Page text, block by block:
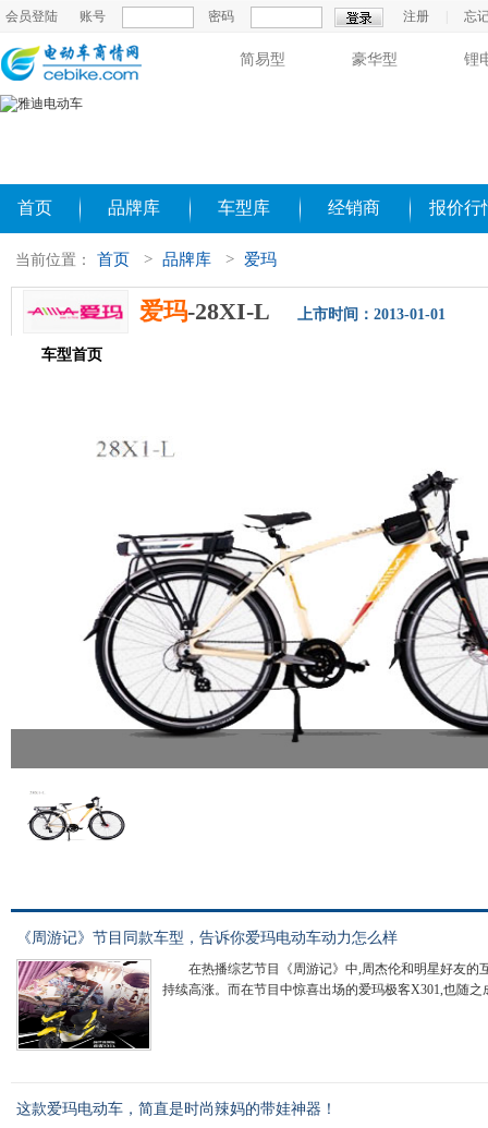
会员登陆 账号 密码 注册 忘
简易型 豪华型 锂
首页 品牌库 车型库 经销商 报价行
当前位置： 首页 > 品牌库 > 爱玛
爱玛-28XI-L 上市时间：2013-01-01
车型首页
《周游记》节目同款车型，告诉你爱玛电动车动力怎么样
在热播综艺节目《周游记》中,周杰伦和明星好友的
持续高涨。而在节目中惊喜出场的爱玛极客X301,也随之
这款爱玛电动车，简直是时尚辣妈的带娃神器！